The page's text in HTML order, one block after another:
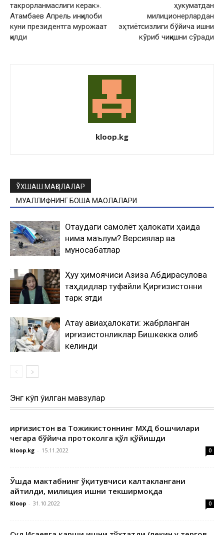
такрорланмаслиги керак».
Атамбаев Апрель инқилоби
куни президентга мурожаат
қилди
ҳукуматдан
милиционерлардан
эҳтиётсизлиги бўйича ишни
кўриб чиқишни сўради
kloop.kg
ЎХШАШ МАҚОЛАЛАР
МУАЛЛИФНИНГ БОШҚА МАҚОЛАЛАРИ
Оқтаудаги самолёт ҳалокати ҳақида
нима маълум? Версиялар ва
муносабатлар
Ҳуқуқ ҳимоячиси Азиза Абдирасулова
таҳдидлар туфайли Қирғизистонни
тарк этди
Ақтау авиаҳалокати: жабрланган
қирғизистонликлар Бишкекка олиб
келинди
Энг кўп ўқилган мавзулар
Қирғизистон ва Тожикистоннинг МХДҚ бошчилари
чегара бўйича протоколга қўл қўйишди
kloop.kg - 15.11.2022 0
Ўшда мактабнинг ўқитувчиси калтаклангани
айтилди, милиция ишни текширмоқда
Kloop - 31.10.2022 0